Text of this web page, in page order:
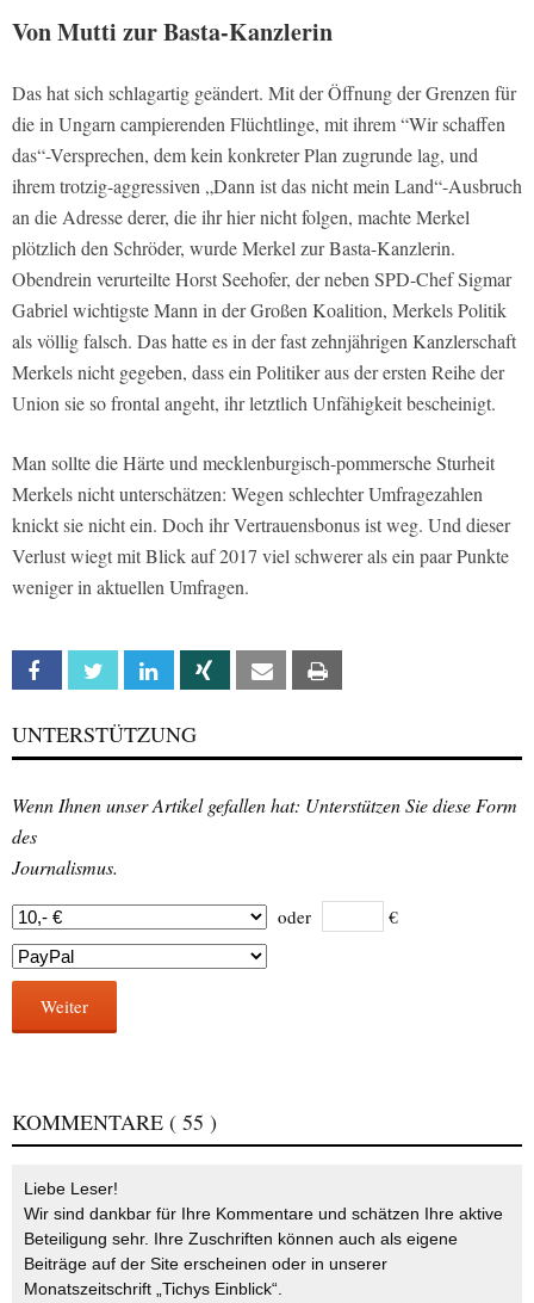
Von Mutti zur Basta-Kanzlerin
Das hat sich schlagartig geändert. Mit der Öffnung der Grenzen für
die in Ungarn campierenden Flüchtlinge, mit ihrem “Wir schaffen
das“-Versprechen, dem kein konkreter Plan zugrunde lag, und
ihrem trotzig-aggressiven „Dann ist das nicht mein Land“-Ausbruch
an die Adresse derer, die ihr hier nicht folgen, machte Merkel
plötzlich den Schröder, wurde Merkel zur Basta-Kanzlerin.
Obendrein verurteilte Horst Seehofer, der neben SPD-Chef Sigmar
Gabriel wichtigste Mann in der Großen Koalition, Merkels Politik
als völlig falsch. Das hatte es in der fast zehnjährigen Kanzlerschaft
Merkels nicht gegeben, dass ein Politiker aus der ersten Reihe der
Union sie so frontal angeht, ihr letztlich Unfähigkeit bescheinigt.
Man sollte die Härte und mecklenburgisch-pommersche Sturheit
Merkels nicht unterschätzen: Wegen schlechter Umfragezahlen
knickt sie nicht ein. Doch ihr Vertrauensbonus ist weg. Und dieser
Verlust wiegt mit Blick auf 2017 viel schwerer als ein paar Punkte
weniger in aktuellen Umfragen.
Facebook Twitter Linkedin Xing Email
UNTERSTÜTZUNG
Wenn Ihnen unser Artikel gefallen hat: Unterstützen Sie diese Form
des
Journalismus.
oder €
Weiter
KOMMENTARE ( 55 )
Liebe Leser!
Wir sind dankbar für Ihre Kommentare und schätzen Ihre aktive
Beteiligung sehr. Ihre Zuschriften können auch als eigene
Beiträge auf der Site erscheinen oder in unserer
Monatszeitschrift „Tichys Einblick“.